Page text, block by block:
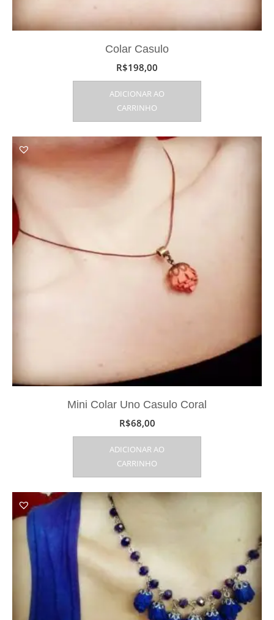
Colar Casulo
R$198,00
ADICIONAR AO
CARRINHO
Mini Colar Uno Casulo Coral
R$68,00
ADICIONAR AO
CARRINHO